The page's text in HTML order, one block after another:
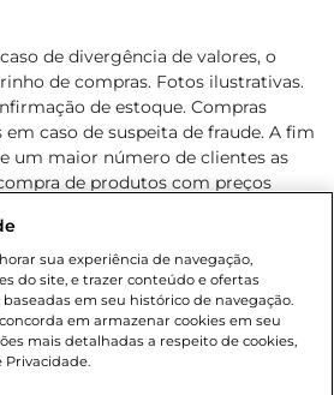
de divergência de valores, o
de compras. Fotos ilustrativas.
de estoque. Compras
caso de suspeita de fraude. A fim
um maior número de clientes as
de produtos com preços
e condições são exclusivos para
durante o dia de hoje, podendo
notificação. Proibida a venda
menores de 18 anos, conforme
inciso II (Estatuto da Criança e do
condições exclusivos para o
sua experiência de navegação,
do site, e trazer conteúdo e ofertas
em seu histórico de navegação.
em armazenar cookies em seu
mais detalhadas a respeito de cookies,
Privacidade.